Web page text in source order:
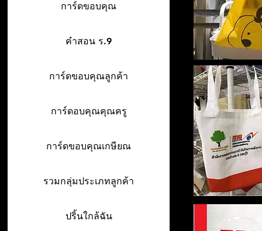
การ์ดขอบคุณ
คำสอน ร.9
การ์ดขอบคุณลูกค้า
การ์ดอบคุณคุณครู
การ์ดขอบคุณเกษียณ
รวมกลุ่มประเภทลูกค้า
ปริ้นใกล้ฉัน